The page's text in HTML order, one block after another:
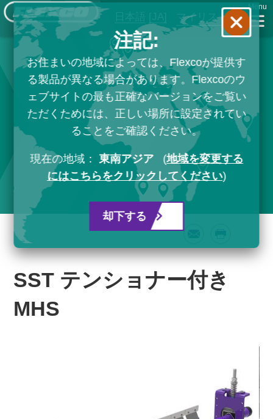
日本語 [JA] マイリスト
Menu
SST テンショナー付き
MHS
注記:
お住まいの地域によっては、Flexcoが提供す
る製品が異なる場合があります。Flexcoのウ
ェブサイトの最も正確なバージョンをご覧い
ただくためには、正しい場所に設定されてい
ることをご確認ください。
現在の地域： 東南アジア (地域を変更する
にはこちらをクリックしてください)
却下する